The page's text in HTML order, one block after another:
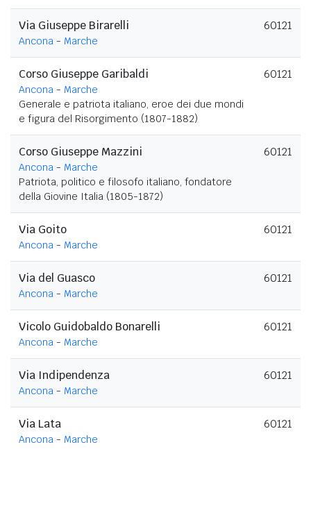
Via Giuseppe Birarelli
Ancona - Marche
60121
Corso Giuseppe Garibaldi
Ancona - Marche
Generale e patriota italiano, eroe dei due mondi
e figura del Risorgimento (1807-1882)
60121
Corso Giuseppe Mazzini
Ancona - Marche
Patriota, politico e filosofo italiano, fondatore
della Giovine Italia (1805-1872)
60121
Via Goito
Ancona - Marche
60121
Via del Guasco
Ancona - Marche
60121
Vicolo Guidobaldo Bonarelli
Ancona - Marche
60121
Via Indipendenza
Ancona - Marche
60121
Via Lata
Ancona - Marche
60121